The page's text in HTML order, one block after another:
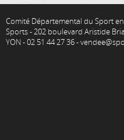
Comité Départemental du Sport
Sports - 202 boulevard Aristide
YON - 02 51 44 27 36 -